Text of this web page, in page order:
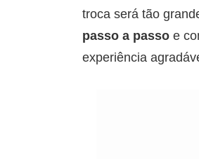
troca será tão
passo a passo e
experiência